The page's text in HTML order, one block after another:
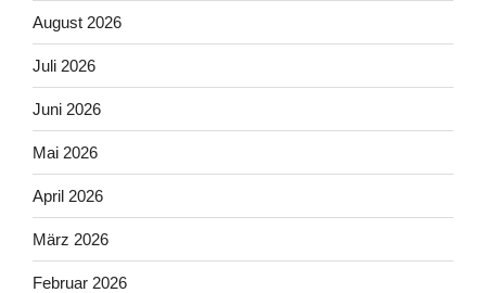
August 2026
Juli 2026
Juni 2026
Mai 2026
April 2026
März 2026
Februar 2026